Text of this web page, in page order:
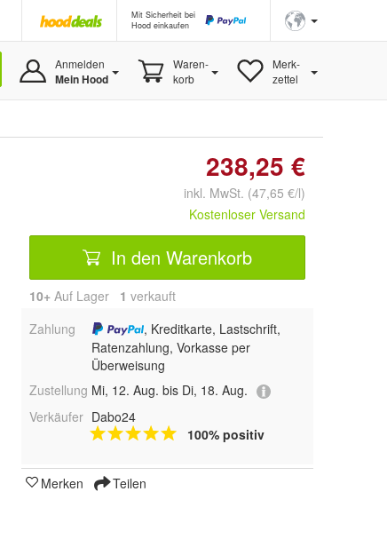
Mit Sicherheit bei
Hood einkaufen
Anmelden
Mein Hood
Waren-
korb
Merk-
zettel
238,25 €
inkl. MwSt. (47,65 €/l)
Kostenloser Versand
In den Warenkorb
10+ Auf Lager 1 verkauft
Zahlung
, Kreditkarte, Lastschrift,
Ratenzahlung, Vorkasse per
Überweisung
Zustellung Mi, 12. Aug. bis Di, 18. Aug.
Verkäufer Dabo24
100% positiv
Merken Teilen